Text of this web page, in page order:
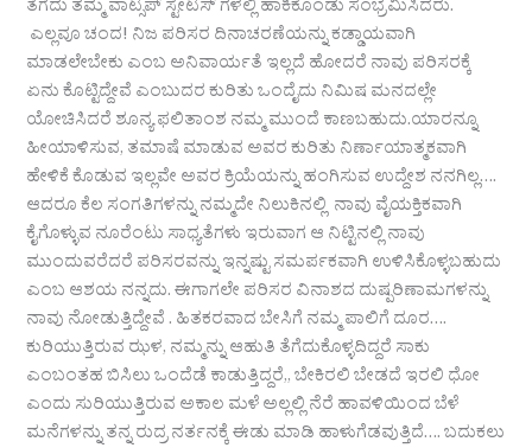
ತೆಗೆದು ತಮ್ಮ ವಾಟ್ಸಪ್ ಸ್ಟೇಟಸ್ ಗಳಲ್ಲಿ ಹಾಕಿಕೊಂಡು ಸಂಭ್ರಮಿಸಿದರು.
ಎಲ್ಲವೂ ಚಂದ! ನಿಜ ಪರಿಸರ ದಿನಾಚರಣೆಯನ್ನು ಕಡ್ಡಾಯವಾಗಿ
ಮಾಡಲೇಬೇಕು ಎಂಬ ಅನಿವಾರ್ಯತೆ ಇಲ್ಲದೆ ಹೋದರೆ ನಾವು ಪರಿಸರಕ್ಕೆ
ಏನು ಕೊಟ್ಟಿದ್ದೇವೆ ಎಂಬುದರ ಕುರಿತು ಒಂದೈದು ನಿಮಿಷ ಮನದಲ್ಲೇ
ಯೋಚಿಸಿದರೆ ಶೂನ್ಯ ಫಲಿತಾಂಶ ನಮ್ಮ ಮುಂದೆ ಕಾಣಬಹುದು.ಯಾರನ್ನೂ
ಹೀಯಾಳಿಸುವ, ತಮಾಷೆ ಮಾಡುವ ಅವರ ಕುರಿತು ನಿರ್ಣಾಯಾತ್ಮಕವಾಗಿ
ಹೇಳಿಕೆ ಕೊಡುವ ಇಲ್ಲವೇ ಅವರ ಕ್ರಿಯೆಯನ್ನು ಹಂಗಿಸುವ ಉದ್ದೇಶ ನನಗಿಲ್ಲ….
ಆದರೂ ಕೆಲ ಸಂಗತಿಗಳನ್ನು ನಮ್ಮದೇ ನಿಲುಕಿನಲ್ಲಿ ನಾವು ವೈಯಕ್ತಿಕವಾಗಿ
ಕೈಗೊಳ್ಳುವ ನೂರೆಂಟು ಸಾಧ್ಯತೆಗಳು ಇರುವಾಗ ಆ ನಿಟ್ಟಿನಲ್ಲಿ ನಾವು
ಮುಂದುವರೆದರೆ ಪರಿಸರವನ್ನು ಇನ್ನಷ್ಟು ಸಮರ್ಪಕವಾಗಿ ಉಳಿಸಿಕೊಳ್ಳಬಹುದು
ಎಂಬ ಆಶಯ ನನ್ನದು. ಈಗಾಗಲೇ ಪರಿಸರ ವಿನಾಶದ ದುಷ್ಪರಿಣಾಮಗಳನ್ನು
ನಾವು ನೋಡುತ್ತಿದ್ದೇವೆ . ಹಿತಕರವಾದ ಬೇಸಿಗೆ ನಮ್ಮ ಪಾಲಿಗೆ ದೂರ….
ಕುರಿಯುತ್ತಿರುವ ಝಳ, ನಮ್ಮನ್ನು ಆಹುತಿ ತೆಗೆದುಕೊಳ್ಳದಿದ್ದರೆ ಸಾಕು
ಎಂಬಂತಹ ಬಿಸಿಲು ಒಂದೆಡೆ ಕಾಡುತ್ತಿದ್ದರೆ,, ಬೇಕಿರಲಿ ಬೇಡದೆ ಇರಲಿ ಧೋ
ಎಂದು ಸುರಿಯುತ್ತಿರುವ ಅಕಾಲ ಮಳೆ ಅಲ್ಲಲ್ಲಿ ನೆರೆ ಹಾವಳಿಯಿಂದ ಬೆಳೆ
ಮನೆಗಳನ್ನು ತನ್ನ ರುದ್ರ ನರ್ತನಕ್ಕೆ ಈಡು ಮಾಡಿ ಹಾಳುಗೆಡವುತ್ತಿದೆ…. ಬದುಕಲು